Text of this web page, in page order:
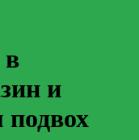
и
подвох